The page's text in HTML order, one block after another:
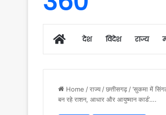
Homeदेश विदेश राज्य
Home /राज्य /छत्तीसगढ़ /’सुकमा में
बन रहे राशन, आधार और आयुष्मान कार्ड’….